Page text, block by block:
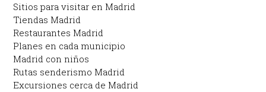
Sitios para visitar en Madrid
Tiendas Madrid
Restaurantes Madrid
Planes en cada municipio
Madrid con niños
Rutas senderismo Madrid
Excursiones cerca de Madrid